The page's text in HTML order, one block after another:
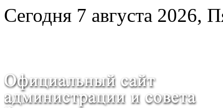
Сегодня 7 августа 2026,